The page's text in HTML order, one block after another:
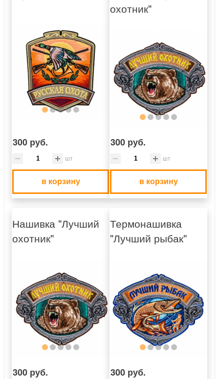
300 руб.
шт
в корзину
охотник"
300 руб.
шт
в корзину
Нашивка "Лучший
охотник"
300 руб.
Термонашивка
"Лучший рыбак"
300 руб.